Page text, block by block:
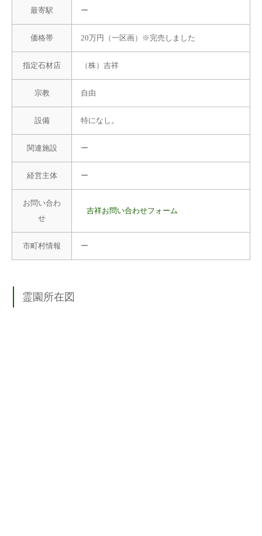
最寄駅 ー
価格帯 20万円（一区画）※完売しました
指定石材店 （株）吉祥
宗教 自由
設備 特になし。
関連施設 ー
経営主体 ー
お問い合わ
せ
吉祥お問い合わせフォーム
市町村情報 ー
霊園所在図